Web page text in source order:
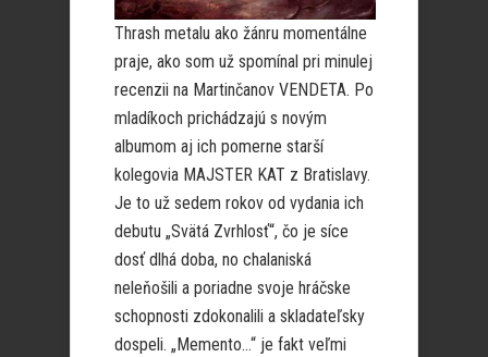
Thrash metalu ako žánru momentálne
praje, ako som už spomínal pri minulej
recenzii na Martinčanov VENDETA. Po
mladíkoch prichádzajú s novým
albumom aj ich pomerne starší
kolegovia MAJSTER KAT z Bratislavy.
Je to už sedem rokov od vydania ich
debutu „Svätá Zvrhlosť“, čo je síce
dosť dlhá doba, no chalaniská
neleňošili a poriadne svoje hráčske
schopnosti zdokonalili a skladateľsky
dospeli. „Memento…“ je fakt veľmi